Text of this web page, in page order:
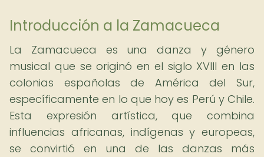
Introducción a la Zamacueca
La Zamacueca es una danza y género
musical que se originó en el siglo XVIII en las
colonias españolas de América del Sur,
específicamente en lo que hoy es Perú y Chile.
Esta expresión artística, que combina
influencias africanas, indígenas y europeas,
se convirtió en una de las danzas más